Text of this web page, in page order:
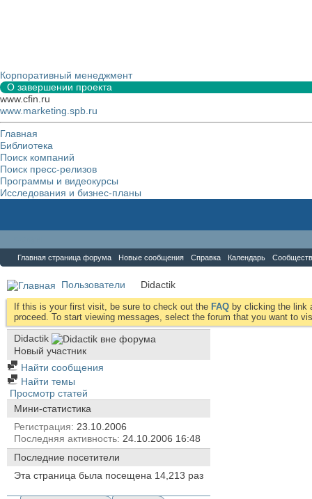
Корпоративный менеджмент
О завершении проекта
www.cfin.ru
www.marketing.spb.ru
Главная
Библиотека
Поиск компаний
Поиск пресс-релизов
Программы и видеокурсы
Исследования и бизнес-планы
Главная страница форума Новые сообщения Справка Календарь
Пользователи Didactik
If this is your first visit, be sure to check out the FAQ by clicking the link
proceed. To start viewing messages, select the forum that you want to
Didactik
Новый участник
Найти сообщения
Найти темы
Просмотр статей
Мини-статистика
Регистрация
23.10.2006
Последняя активность 24.10.2006 16:48
Последние посетители
Эта страница была посещена 14,213 раз